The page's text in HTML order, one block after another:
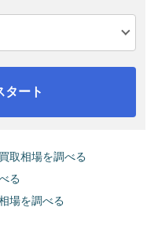
タート
取相場を調べる
る
場を調べる